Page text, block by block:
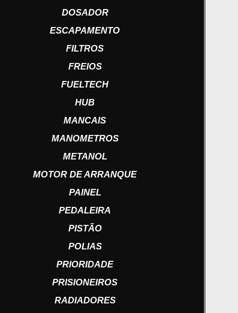
DOSADOR
ESCAPAMENTO
FILTROS
FREIOS
FUELTECH
HUB
MANCAIS
MANOMETROS
METANOL
MOTOR DE ARRANQUE
PAINEL
PEDALEIRA
PISTÃO
POLIAS
PRIORIDADE
PRISIONEIROS
RADIADORES